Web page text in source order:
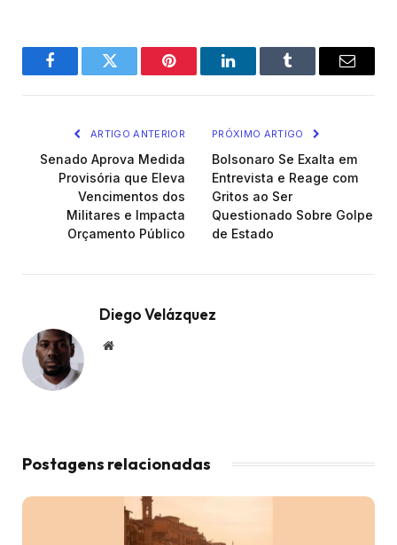
FacebookTwitter Pinterest LinkedInTumblr Email
ARTIGO ANTERIOR
Senado Aprova Medida
Provisória que Eleva
Vencimentos dos
Militares e Impacta
Orçamento Público
PRÓXIMO ARTIGO
Bolsonaro Se Exalta em
Entrevista e Reage com
Gritos ao Ser
Questionado Sobre Golpe
de Estado
Diego Velázquez
Website
Postagens relacionadas